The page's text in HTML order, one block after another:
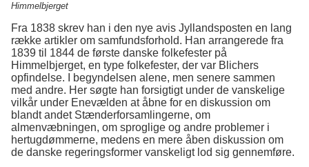
Himmelbjerget
Fra 1838 skrev han i den nye avis Jyllandsposten en lang
række artikler om samfundsforhold. Han arrangerede fra
1839 til 1844 de første danske folkefester på
Himmelbjerget, en type folkefester, der var Blichers
opfindelse. I begyndelsen alene, men senere sammen
med andre. Her søgte han forsigtigt under de vanskelige
vilkår under Enevælden at åbne for en diskussion om
blandt andet Stænderforsamlingerne, om
almenvæbningen, om sproglige og andre problemer i
hertugdømmerne, medens en mere åben diskussion om
de danske regeringsformer vanskeligt lod sig gennemføre.